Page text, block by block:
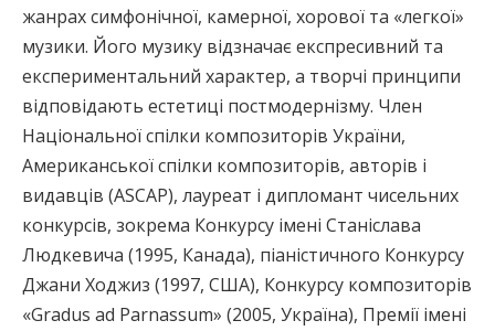
жанрах симфонічної, камерної, хорової та «легкої»
музики. Його музику відзначає експресивний та
експериментальний характер, а творчі принципи
відповідають естетиці постмодернізму. Член
Національної спілки композиторів України,
Американської спілки композиторів, авторів і
видавців (ASCAP), лауреат і дипломант чисельних
конкурсів, зокрема Конкурсу імені Станіслава
Людкевича (1995, Канада), піаністичного Конкурсу
Джани Ходжиз (1997, США), Конкурсу композиторів
«Gradus ad Parnassum» (2005, Україна), Премії імені